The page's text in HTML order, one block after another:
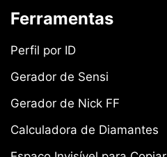
Ferramentas
Perfil por ID
Gerador de Sensi
Gerador de Nick FF
Calculadora de Diamantes